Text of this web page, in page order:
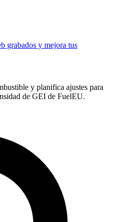
grabados y mejora tus
y planifica ajustes para
de GEI de FuelEU.